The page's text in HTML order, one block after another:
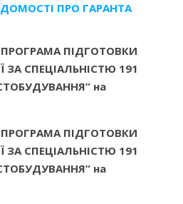
ПРО ГАРАНТА
ПІДГОТОВКИ
СПЕЦІАЛЬНІСТЮ 191
на
ПІДГОТОВКИ
СПЕЦІАЛЬНІСТЮ 191
на